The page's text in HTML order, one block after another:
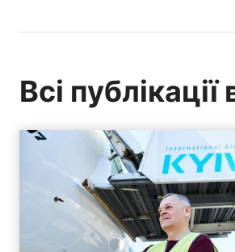
Всі публікації